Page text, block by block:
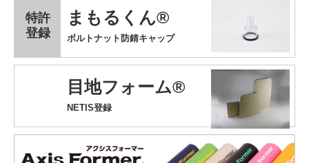
まもるくん®
特許
登録
ボルトナット防錆キャップ
目地フォーム®
NETIS登録